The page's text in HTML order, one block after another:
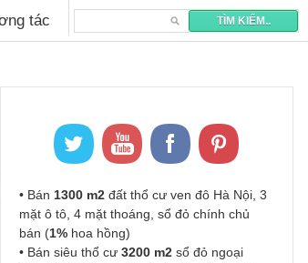
tác
• Bán 1300 m2đất thổ cư ven đô Hà Nội, 3
mặt ô tô, 4 mặt thoáng, sổ đỏ chính chủ
bán (1%hoa hồng)
• Bán siêu thổ cư 3200 m2sổ đỏ ngoại